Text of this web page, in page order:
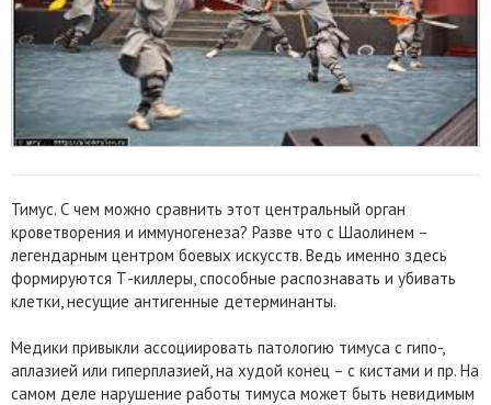
Тимус. С чем можно сравнить этот центральный орган
кроветворения и иммуногенеза? Разве что с Шаолинем –
легендарным центром боевых искусств. Ведь именно здесь
формируются Т-киллеры, способные распознавать и убивать
клетки, несущие антигенные детерминанты.
Медики привыкли ассоциировать патологию тимуса с гипо-,
аплазией или гиперплазией, на худой конец – с кистами и пр. На
самом деле нарушение работы тимуса может быть невидимым